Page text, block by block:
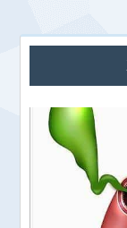
Sidebar
chính